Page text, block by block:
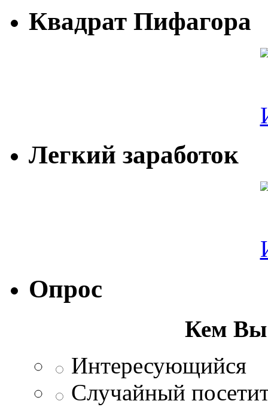
Квадрат Пифагора
Легкий заработок
Опрос
Кем Вы
Интересующийся
Случайный